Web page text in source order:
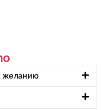
желанию